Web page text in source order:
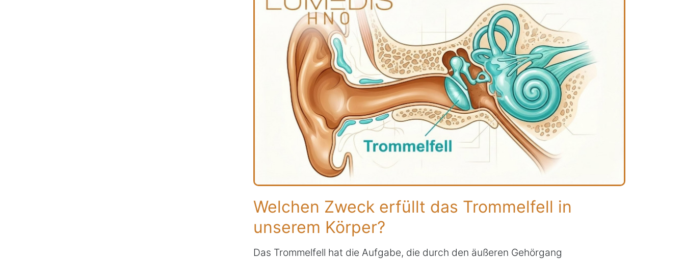
Welchen Zweck erfüllt das Trommelfell in
unserem Körper?
Das Trommelfell hat die Aufgabe, die durch den äußeren Gehörgang